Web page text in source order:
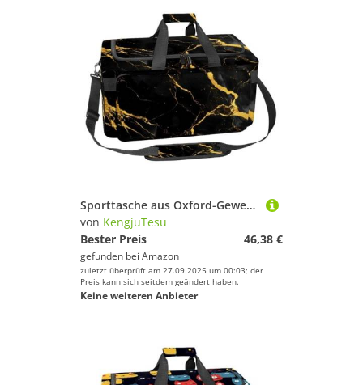
Sporttasche aus Oxford-Gewebe, mit abnehmbarem Schultergurt, Trainings-Handtasche, Übernachtungstasche für Damen und Herren, Braun, Hundepfotengrün, Mehrfarbig 17, Einheitsgröße, Handgepäck
von KengjuTesu
Bester Preis
46,38 €
gefunden bei Amazon
zuletzt überprüft am 27.09.2025 um 00:03; der
Preis kann sich seitdem geändert haben.
Keine weiteren Anbieter